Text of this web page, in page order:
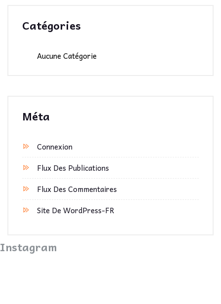
Catégories
Aucune Catégorie
Méta
Connexion
Flux Des Publications
Flux Des Commentaires
Site De WordPress-FR
Instagram